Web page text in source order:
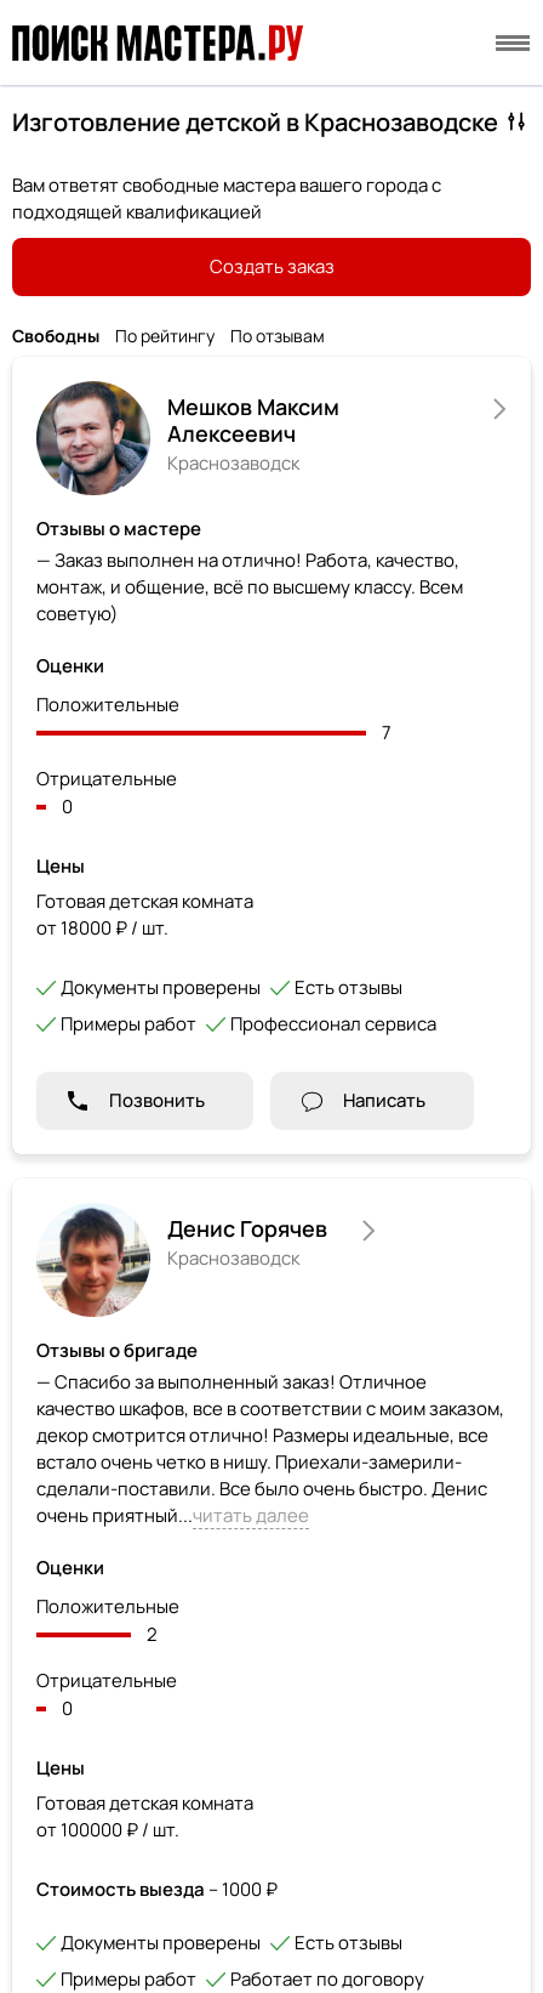
Изготовление детской в Краснозаводске
Вам ответят свободные мастера вашего города с
подходящей квалификацией
Создать заказ
Свободны По рейтингу По отзывам
Мешков Максим
Алексеевич
Краснозаводск
Отзывы о мастере
— Заказ выполнен на отлично! Работа, качество,
монтаж, и общение, всё по высшему классу. Всем
советую)
Оценки
Положительные
7
Отрицательные
0
Цены
Готовая детская комната
от 18000 ₽ / шт.
Документы проверены
Есть отзывы
Примеры работ
Профессионал сервиса
Позвонить Написать
Денис Горячев
Краснозаводск
Отзывы о бригаде
— Спасибо за выполненный заказ! Отличное
качество шкафов, все в соответствии с моим заказом,
декор смотрится отлично! Размеры идеальные, все
встало очень четко в нишу. Приехали-замерили-
сделали-поставили. Все было очень быстро. Денис
очень приятный...читать далее
Оценки
Положительные
2
Отрицательные
0
Цены
Готовая детская комната
от 100000 ₽ / шт.
Стоимость выезда – 1000 ₽
Документы проверены
Есть отзывы
Примеры работ
Работает по договору